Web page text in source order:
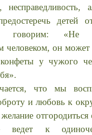
несправедливость,
детей
говорим: «Не
человеком, он может
у чужого
что мы
и любовь к
ведет к